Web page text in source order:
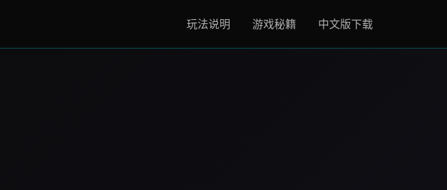
玩法说明 游戏秘籍 中文版下载